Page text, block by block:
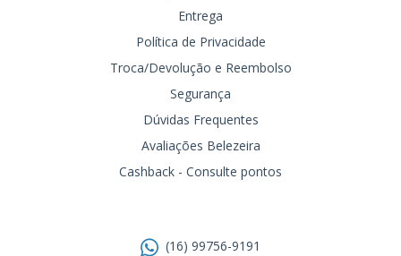
Entrega
Política de Privacidade
Troca/Devolução e Reembolso
Segurança
Dúvidas Frequentes
Avaliações Belezeira
Cashback - Consulte pontos
(16) 99756-9191